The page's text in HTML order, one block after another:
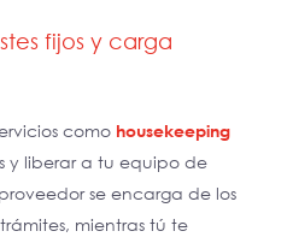
fijos y carga
como housekeeping
y liberar a tu equipo de
se encarga de los
mientras tú te